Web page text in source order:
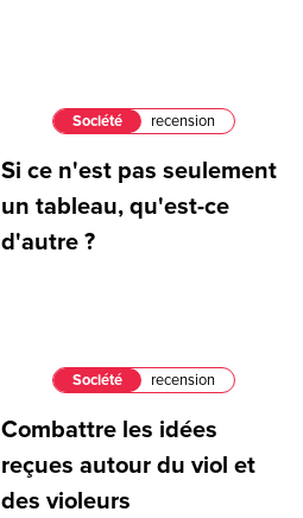
Société recension
Si ce n'est pas seulement
un tableau, qu'est-ce
d'autre ?
Société recension
Combattre les idées
reçues autour du viol et
des violeurs